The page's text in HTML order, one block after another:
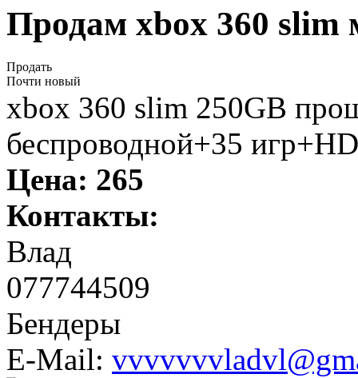
Продам xbox 360 slim
Продать
Почти новый
xbox 360 slim 250GB
беспроводной+35
Цена: 265
Контакты:
Влад
077744509
Бендеры
E-Mail: